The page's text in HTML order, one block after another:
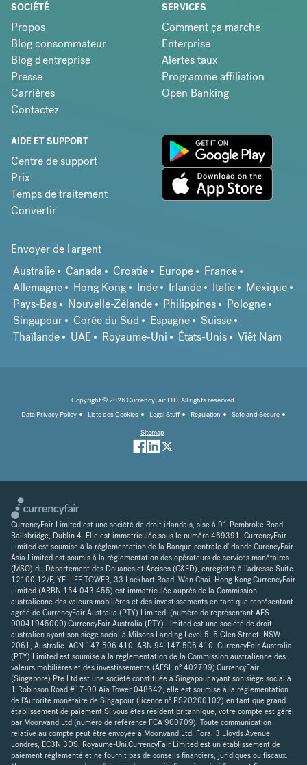
SOCIÉTÉ
Propos
Blog consommateur
Blog d'entreprise
Presse
Carrières
Contactez
SERVICES
Comment ça marche
Enterprise
Alertes taux
Programme affiliation
Open Banking
AIDE ET SUPPORT
Centre de support
Prix
Temps de traitement
Convertir
Envoyer de l'argent
Australie
Canada Croatie Europe
France
Allemagne
Hong Kong Inde Irlande Italie
Mexique
Pays-Bas
Nouvelle-Zélande Philippines
Pologne
Singapour
Corée du Sud Espagne
Suisse
Thaïlande
UAE Royaume-Uni États-Unis Viêt Nam
Copyright © 2026 CurrencyFair LTD. All rights reserved.
Data Privacy Policy
Liste des Cookies Legal Stuff Regulation
Safe and Secure
Sitemap
CurrencyFair Limited est une société de droit irlandais, sise à 91 Pembroke Road,
Ballsbridge, Dublin 4. Elle est immatriculée sous le numéro 469391. CurrencyFair
Limited est soumise à la réglementation de la Banque centrale d'Irlande.CurencyFair
Asia Limited est soumis à la réglementation des opérateurs de services monétaires
(MSO) du Département des Douanes et Accises (C&ED), enregistré à l'adresse Suite
12100 12/F, YF LIFE TOWER, 33 Lockhart Road, Wan Chai. Hong Kong.CurrencyFair
Limited (ARBN 154 043 455) est immatriculée auprès de la Commission
australienne des valeurs mobilières et des investissements en tant que représentant
agréé de CurrencyFair Australia (PTY) Limited, (numéro de représentant AFS
00041945000).CurrencyFair Australia (PTY) Limited est une société de droit
australien ayant son siège social à Milsons Landing Level 5, 6 Glen Street, NSW
2061, Australie. ACN 147 506 410, ABN 94 147 506 410. CurrencyFair Australia
(PTY) Limited est soumise à la réglementation de la Commission australienne des
valeurs mobilières et des investissements (AFSL n° 402709).CurrencyFair
(Singapore) Pte Ltd est une société constituée à Singapour ayant son siège social à
1 Robinson Road #17-00 Aia Tower 048542, elle est soumise à la réglementation
de l'Autorité monétaire de Singapour (licence n° PS20200102) en tant que grand
établissement de paiement.Si vous êtes résident britannique, votre compte est géré
par Moorwand Ltd (numéro de référence FCA 900709). Toute communication
relative au compte peut être envoyée à Moorwand Ltd, Fora, 3 Lloyds Avenue,
Londres, EC3N 3DS, Royaume-Uni.CurrencyFair Limited est un établissement de
paiement réglementé et ne fournit pas de conseils financiers, juridiques ou fiscaux.